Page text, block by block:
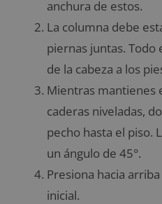
anchura de estos.
La columna debe
piernas juntas. Todo
de la cabeza a los
Mientras mantienes
caderas niveladas,
pecho hasta el piso.
un ángulo de 45°.
Presiona hacia
inicial.